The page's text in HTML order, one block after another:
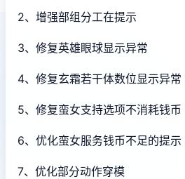
2、增强部组分工在提示
3、修复英雄眼球显示异常
4、修复玄霜若干体数位显示异常
5、修复蛮女支持选项不消耗钱币
6、优化蛮女服务钱币不足的提示
7、优化部分动作穿模